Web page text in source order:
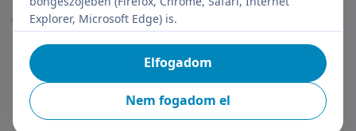
(10 db találat)
Szülés után 3 héttel mehettünk haza először
Kívánjuk minden párnak, hogy ilyen orvosa legyen
Explorer, Microsoft Edge) is.
Nem fogadom el
Elfogadom